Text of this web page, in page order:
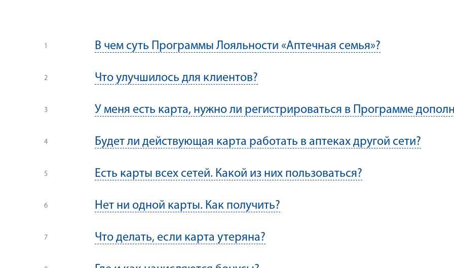
В чем суть Программы Лояльности «Аптечная семья»?
Что улучшилось для клиентов?
У меня есть карта, нужно ли регистрироваться в Программе
Будет ли действующая карта работать в аптеках другой сети?
Есть карты всех сетей. Какой из них пользоваться?
Нет ни одной карты. Как получить?
Что делать, если карта утеряна?